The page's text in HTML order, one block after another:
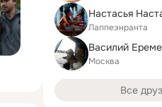
Настасья
Лаппеэнранта
Василий
Москва
Все